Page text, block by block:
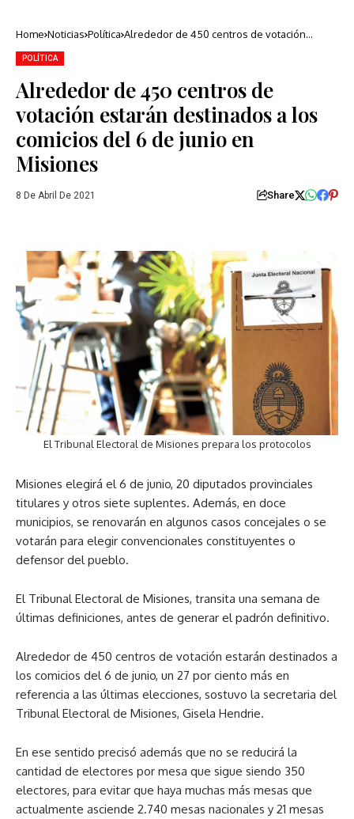
Home Noticias Política Alrededor de 450 centros de votación
POLÍTICA
Alrededor de 450 centros de
votación estarán destinados a los
comicios del 6 de junio en
Misiones
8 De Abril De 2021 Share
El Tribunal Electoral de Misiones prepara los protocolos
Misiones elegirá el 6 de junio, 20 diputados provinciales
titulares y otros siete suplentes. Además, en doce
municipios, se renovarán en algunos casos concejales o se
votarán para elegir convencionales constituyentes o
defensor del pueblo.
El Tribunal Electoral de Misiones, transita una semana de
últimas definiciones, antes de generar el padrón definitivo.
Alrededor de 450 centros de votación estarán destinados a
los comicios del 6 de junio, un 27 por ciento más en
referencia a las últimas elecciones, sostuvo la secretaria del
Tribunal Electoral de Misiones, Gisela Hendrie.
En ese sentido precisó además que no se reducirá la
cantidad de electores por mesa que sigue siendo 350
electores, para evitar que haya muchas más mesas que
actualmente asciende 2.740 mesas nacionales y 21 mesas